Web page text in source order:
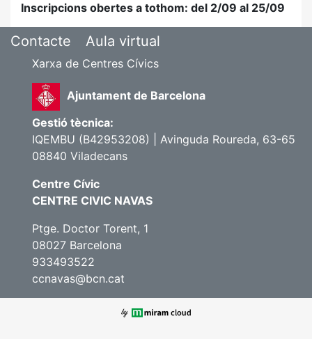
Inscripcions obertes a tothom: del 2/09 al 25/09
Contacte Aula virtual
Xarxa de Centres Cívics
Ajuntament de Barcelona
Gestió tècnica:
IQEMBU (B42953208) | Avinguda Roureda, 63-65
08840 Viladecans
Centre Cívic
CENTRE CIVIC NAVAS
Ptge. Doctor Torent, 1
08027 Barcelona
933493522
ccnavas@bcn.cat